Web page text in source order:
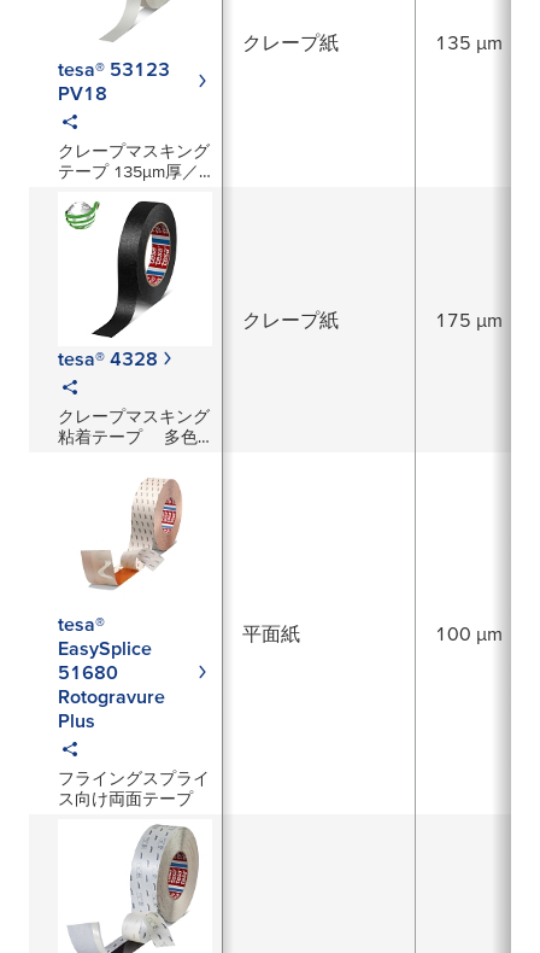
tesa® 53123
PV18
クレープマスキング
テープ 135µm厚／
クレープ紙 135 µm
tesa® 4328
クレープマスキング
粘着テープ 多色
クレープ紙 175 µm
tesa®
EasySplice
51680
Rotogravure
Plus
フライングスプライ
ス向け両面テープ
平面紙 100 µm